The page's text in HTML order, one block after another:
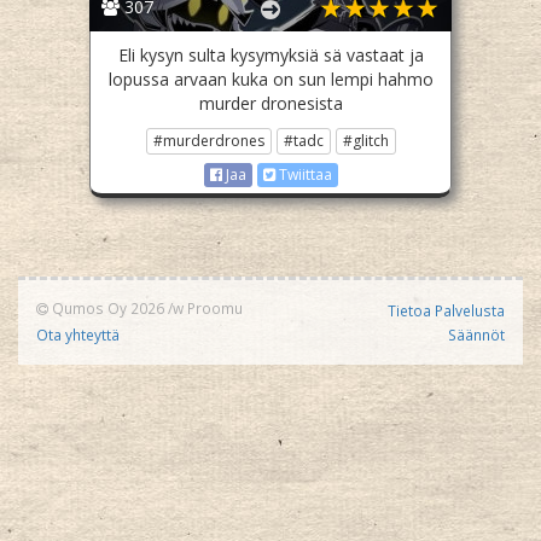
307
Eli kysyn sulta kysymyksiä sä vastaat ja
lopussa arvaan kuka on sun lempi hahmo
murder dronesista
#murderdrones #tadc
#glitch
Jaa
Twiittaa
Qumos Oy 2026/w Proomu
Ota yhteyttä
Tietoa Palvelusta
Säännöt